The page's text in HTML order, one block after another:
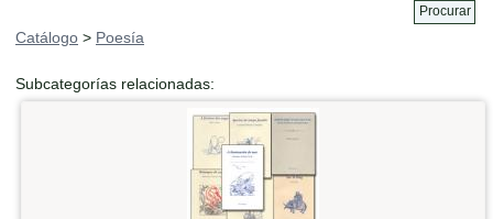
Catálogo > Poesía
Subcategorías relacionadas: